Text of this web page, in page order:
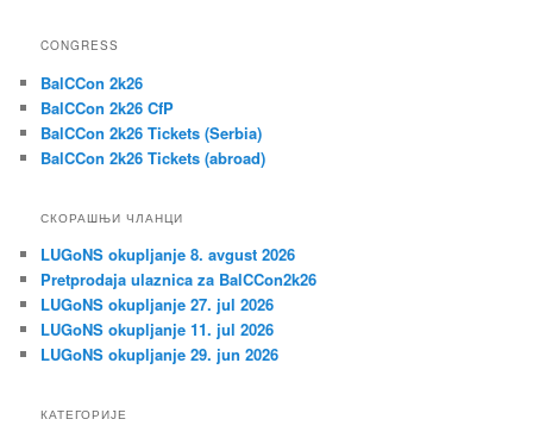
CONGRESS
BalCCon 2k26
BalCCon 2k26 CfP
BalCCon 2k26 Tickets (Serbia)
BalCCon 2k26 Tickets (abroad)
СКОРАШЊИ ЧЛАНЦИ
LUGoNS okupljanje 8. avgust 2026
Pretprodaja ulaznica za BalCCon2k26
LUGoNS okupljanje 27. jul 2026
LUGoNS okupljanje 11. jul 2026
LUGoNS okupljanje 29. jun 2026
КАТЕГОРИЈЕ